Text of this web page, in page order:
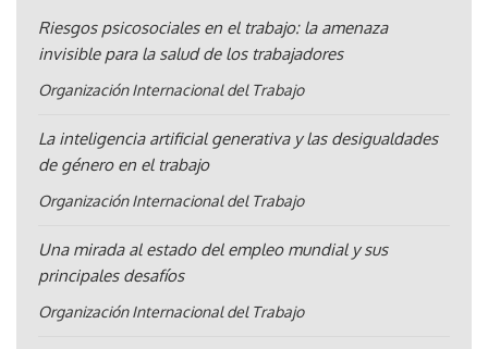
Riesgos psicosociales en el trabajo: la amenaza
invisible para la salud de los trabajadores
Organización Internacional del Trabajo
La inteligencia artificial generativa y las desigualdades
de género en el trabajo
Organización Internacional del Trabajo
Una mirada al estado del empleo mundial y sus
principales desafíos
Organización Internacional del Trabajo